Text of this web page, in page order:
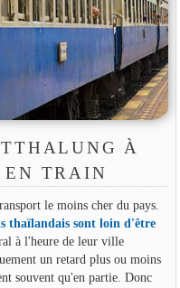
À
EN TRAIN
le moins cher du pays.
thaïlandais sont loin d'être
à l'heure de leur ville
un retard plus ou moins
souvent qu'en partie. Donc